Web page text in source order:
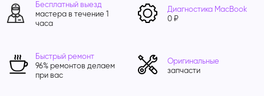
Бесплатный выезд
мастера в течение 1
часа
Диагностика MacBook
0 ₽
Быстрый ремонт
96% ремонтов делаем
при вас
Оригинальные
запчасти